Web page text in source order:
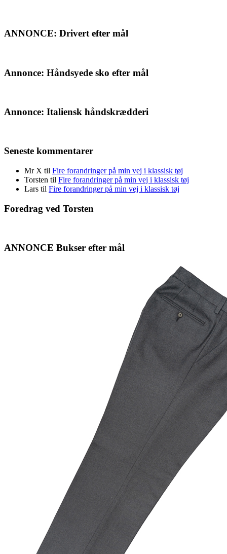
ANNONCE: Drivert efter mål
Annonce: Håndsyede sko efter mål
Annonce: Italiensk håndskrædderi
Seneste kommentarer
Mr X til Fire forandringer på min vej i klassisk tøj
Torsten til Fire forandringer på min vej i klassisk tøj
Lars til Fire forandringer på min vej i klassisk tøj
Foredrag ved Torsten
ANNONCE Bukser efter mål